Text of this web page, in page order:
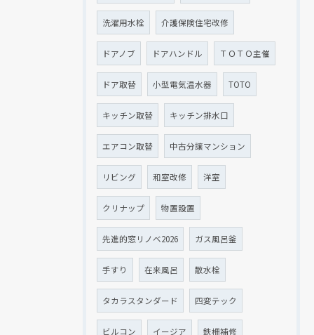
洗濯用水栓 介護保険住宅改修
ドアノブ ドアハンドル ＴＯＴＯ主催
ドア取替 小型電気温水器 TOTO
キッチン取替 キッチン排水口
エアコン取替 中古分譲マンション
リビング 和室改修 洋室
クリナップ 物置設置
先進的窓リノベ2026 ガス風呂釜
手すり 在来風呂 散水栓
タカラスタンダード 四変テック
ビルコン イージア 鉄柵補修